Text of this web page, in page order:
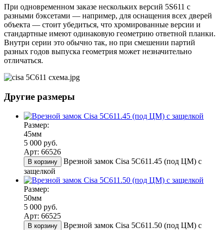
При одновременном заказе нескольких версий 5S611 с
разными бэксетами — например, для оснащения всех дверей
объекта — стоит убедиться, что хромированные версии и
стандартные имеют одинаковую геометрию ответной планки.
Внутри серии это обычно так, но при смешении партий
разных годов выпуска геометрия может незначительно
отличаться.
Другие размеры
Размер:
45мм
5 000 руб.
Арт: 66526
В корзину
Врезной замок Cisa 5С611.45 (под ЦМ) с
защелкой
Размер:
50мм
5 000 руб.
Арт: 66525
В корзину
Врезной замок Cisa 5С611.50 (под ЦМ) с